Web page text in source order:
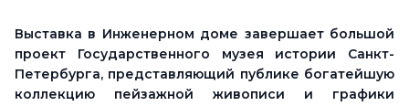
Выставка в Инженерном доме завершает большой
проект Государственного музея истории Санкт-
Петербурга, представляющий публике богатейшую
коллекцию пейзажной живописи и графики